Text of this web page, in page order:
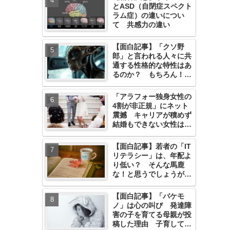
とASD（自閉症スペクト
ラム症）の違いについ
て 共感力の違い
【面白記事】「クソ野
郎」と言われる人々に共
通する性格的な特性はあ
るのか？ もちろん！
「アラフォー独身女性の
4割が非正規」にネット
震撼 キャリアが積めず
結婚もできない女性はど
【面白記事】若者の「IT
リテラシー」は、年配よ
り低い？ そんな馬鹿
な！と思うでしょうが納
【面白記事】「バケモ
ノ」は心の叫び 発達障
害の子を育てる母親が投
稿した理由 子育してる